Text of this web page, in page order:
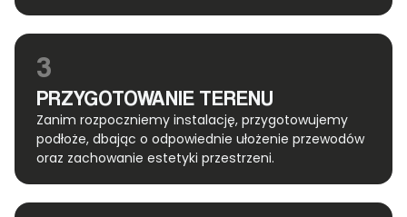
3
PRZYGOTOWANIE TERENU
Zanim rozpoczniemy instalację, przygotowujemy
podłoże, dbając o odpowiednie ułożenie przewodów
oraz zachowanie estetyki przestrzeni.